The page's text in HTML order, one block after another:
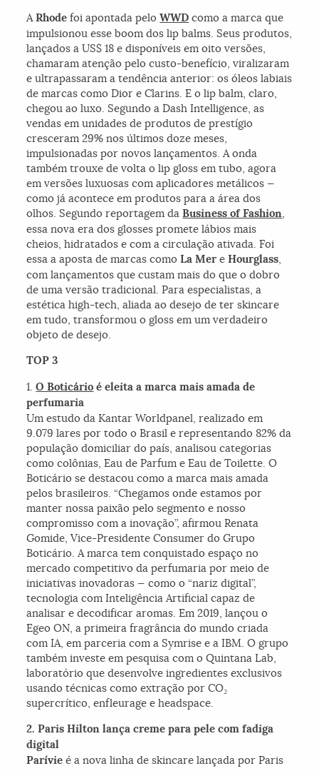
ARhode foi apontada peloWWD como a marca que
impulsionou esse boom dos lip balms. Seus produtos,
lançados a US$ 18 e disponíveis em oito versões,
chamaram atenção pelo custo-benefício, viralizaram
e ultrapassaram a tendência anterior: os óleos labiais
de marcas como Dior e Clarins. E o lip balm, claro,
chegou ao luxo. Segundo a Dash Intelligence, as
vendas em unidades de produtos de prestígio
cresceram 29% nos últimos doze meses,
impulsionadas por novos lançamentos. A onda
também trouxe de volta o lip gloss em tubo, agora
em versões luxuosas com aplicadores metálicos —
como já acontece em produtos para a área dos
olhos. Segundo reportagem daBusiness of Fashion,
essa nova era dos glosses promete lábios mais
cheios, hidratados e com a circulação ativada. Foi
essa a aposta de marcas comoLa Mer eHourglass,
com lançamentos que custam mais do que o dobro
de uma versão tradicional. Para especialistas, a
estética high-tech, aliada ao desejo de ter skincare
em tudo, transformou o gloss em um verdadeiro
objeto de desejo.
TOP 3
1.O Boticário é eleita a marca mais amada de
perfumaria
Um estudo da Kantar Worldpanel, realizado em
9.079 lares por todo o Brasil e representando 82% da
população domiciliar do país, analisou categorias
como colônias, Eau de Parfum e Eau de Toilette. O
Boticário se destacou como a marca mais amada
pelos brasileiros. “Chegamos onde estamos por
manter nossa paixão pelo segmento e nosso
compromisso com a inovação”, afirmou Renata
Gomide, Vice-Presidente Consumer do Grupo
Boticário. A marca tem conquistado espaço no
mercado competitivo da perfumaria por meio de
iniciativas inovadoras — como o “nariz digital”,
tecnologia com Inteligência Artificial capaz de
analisar e decodificar aromas. Em 2019, lançou o
Egeo ON, a primeira fragrância do mundo criada
com IA, em parceria com a Symrise e a IBM. O grupo
também investe em pesquisa com o Quintana Lab,
laboratório que desenvolve ingredientes exclusivos
usando técnicas como extração por CO₂
supercrítico, enfleurage e headspace.
2. Paris Hilton lança creme para pele com fadiga
digital
Parívie é a nova linha de skincare lançada por Paris